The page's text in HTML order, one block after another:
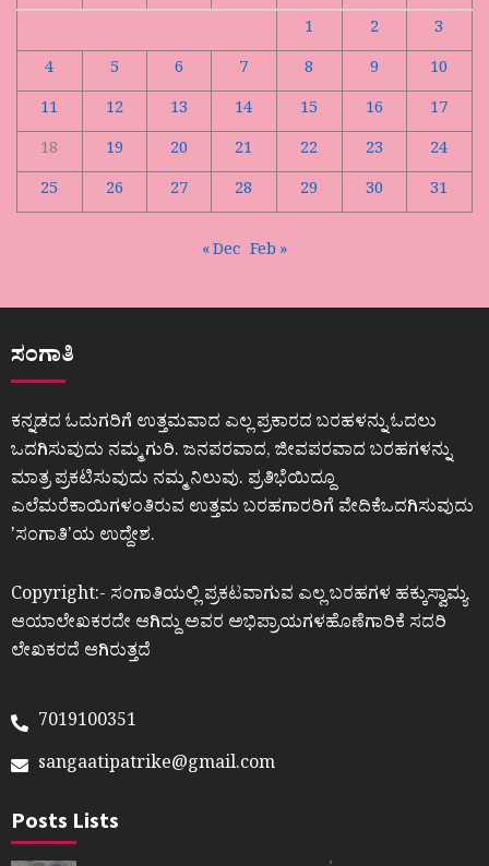
1
2
3
4
5 6 7 8 9
10
11
12 13 14 15 16
17
18
19 20 21 22 23
24
25
26 27 28 29 30 31
« Dec Feb »
ಸಂಗಾತಿ
ಕನ್ನಡದ ಓದುಗರಿಗೆ ಉತ್ತಮವಾದ ಎಲ್ಲ ಪ್ರಕಾರದ ಬರಹಳನ್ನು ಓದಲು
ಒದಗಿಸುವುದು ನಮ್ಮ ಗುರಿ. ಜನಪರವಾದ, ಜೀವಪರವಾದ ಬರಹಗಳನ್ನು
ಮಾತ್ರ ಪ್ರಕಟಿಸುವುದು ನಮ್ಮ ನಿಲುವು. ಪ್ರತಿಭೆಯಿದ್ದೂ
ಎಲೆಮರೆಕಾಯಿಗಳಂತಿರುವ ಉತ್ತಮ ಬರಹಗಾರರಿಗೆ ವೇದಿಕೆಒದಗಿಸುವುದು
ʼಸಂಗಾತಿʼಯ ಉದ್ದೇಶ.
Copyright:- ಸಂಗಾತಿಯಲ್ಲಿ ಪ್ರಕಟವಾಗುವ ಎಲ್ಲ ಬರಹಗಳ ಹಕ್ಕುಸ್ವಾಮ್ಯ
ಆಯಾಲೇಖಕರದೇ ಆಗಿದ್ದು ಅವರ ಅಭಿಪ್ರಾಯಗಳಹೊಣೆಗಾರಿಕೆ ಸದರಿ
ಲೇಖಕರದೆ ಆಗಿರುತ್ತದೆ
7019100351
sangaatipatrike@gmail.com
Posts Lists